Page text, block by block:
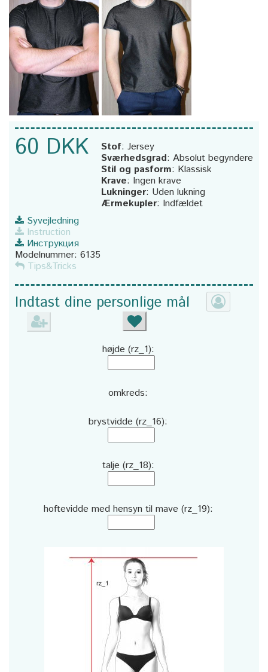
60 DKK Stof: Jersey
Sværhedsgrad: Absolut begyndere
Stil og pasform: Klassisk
Krave: Ingen krave
Lukninger: Uden lukning
Ærmekupler: Indfældet
Syvejledning
Instruction
Инструкция
Modelnummer: 6135
Tips&Tricks
Indtast dine personlige mål
højde (rz_1):
omkreds:
brystvidde (rz_16):
talje (rz_18):
hoftevidde med hensyn til mave (rz_19):